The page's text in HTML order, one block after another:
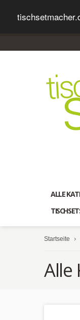
ALLE
Startseite
Alle